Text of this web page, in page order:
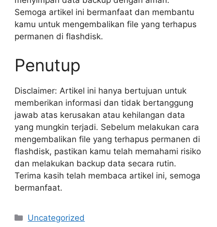
Semoga artikel ini bermanfaat dan membantu
kamu untuk mengembalikan file yang terhapus
permanen di flashdisk.
Penutup
Disclaimer: Artikel ini hanya bertujuan untuk
memberikan informasi dan tidak bertanggung
jawab atas kerusakan atau kehilangan data
yang mungkin terjadi. Sebelum melakukan cara
mengembalikan file yang terhapus permanen di
flashdisk, pastikan kamu telah memahami risiko
dan melakukan backup data secara rutin.
Terima kasih telah membaca artikel ini, semoga
bermanfaat.
Categories
Uncategorized